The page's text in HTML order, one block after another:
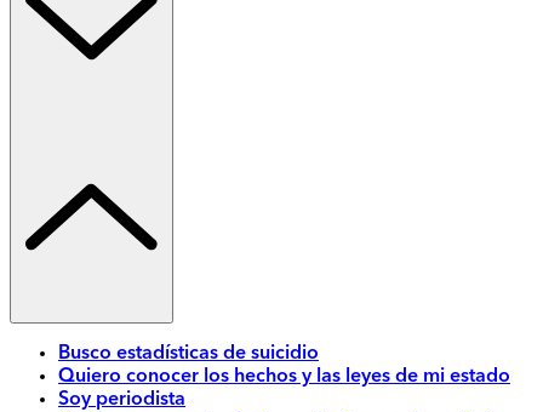
Busco estadísticas de suicidio
Quiero conocer los hechos y las leyes de mi estado
Soy periodista